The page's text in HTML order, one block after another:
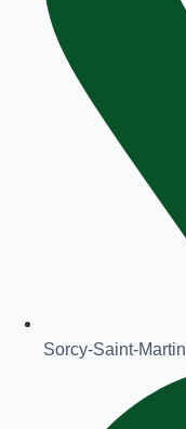
Sorcy-Saint-Martin